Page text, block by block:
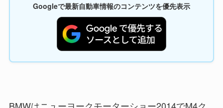
Googleで最新自動車情報のコンテンツを優先表示